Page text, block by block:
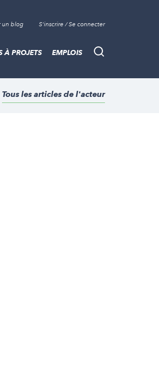
un blog S'inscrire / Se connecter
Recherche
À PROJETS EMPLOIS
Tous les articles de l'acteur